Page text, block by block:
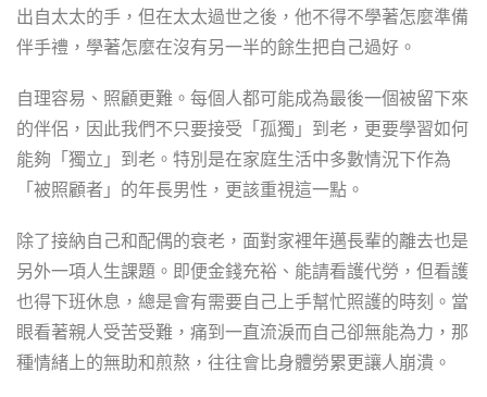
出自太太的手，但在太太過世之後，他不得不學著怎麼準備
伴手禮，學著怎麼在沒有另一半的餘生把自己過好。
自理容易、照顧更難。每個人都可能成為最後一個被留下來
的伴侶，因此我們不只要接受「孤獨」到老，更要學習如何
能夠「獨立」到老。特別是在家庭生活中多數情況下作為
「被照顧者」的年長男性，更該重視這一點。
除了接納自己和配偶的衰老，面對家裡年邁長輩的離去也是
另外一項人生課題。即便金錢充裕、能請看護代勞，但看護
也得下班休息，總是會有需要自己上手幫忙照護的時刻。當
眼看著親人受苦受難，痛到一直流淚而自己卻無能為力，那
種情緒上的無助和煎熬，往往會比身體勞累更讓人崩潰。